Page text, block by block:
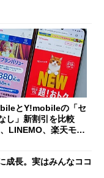
とY!mobileの「セ
し」新割引を比較
LINEMO、楽天モバ
成長。実はみんなココ